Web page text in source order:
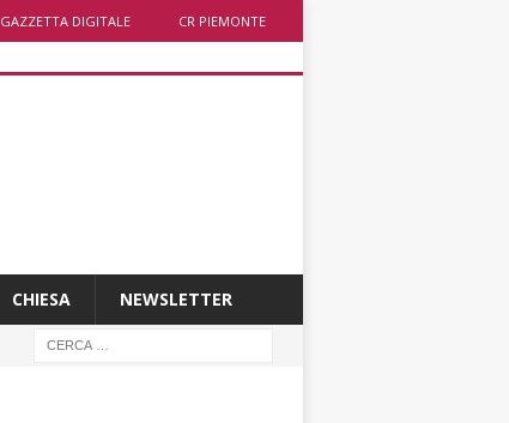
GAZZETTA DIGITALE CR PIEMONTE
CHIESA NEWSLETTER